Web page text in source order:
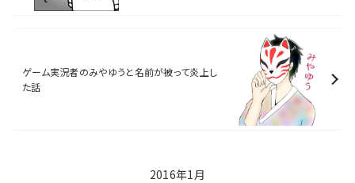
ゲーム実況者のみやゆうと名前が被って炎上し
た話
2016年1月